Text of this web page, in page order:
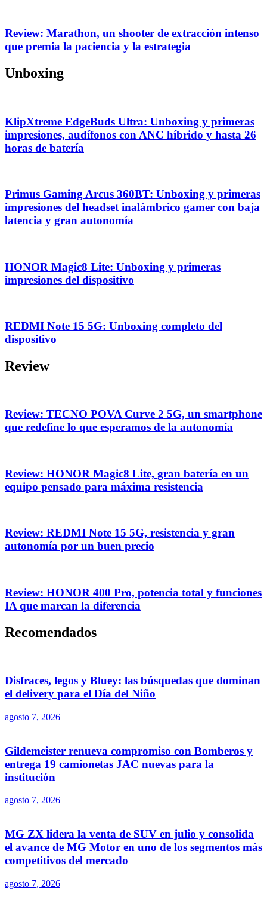
Review: Marathon, un shooter de extracción intenso
que premia la paciencia y la estrategia
Unboxing
KlipXtreme EdgeBuds Ultra: Unboxing y primeras
impresiones, audífonos con ANC híbrido y hasta 26
horas de batería
Primus Gaming Arcus 360BT: Unboxing y primeras
impresiones del headset inalámbrico gamer con baja
latencia y gran autonomía
HONOR Magic8 Lite: Unboxing y primeras
impresiones del dispositivo
REDMI Note 15 5G: Unboxing completo del
dispositivo
Review
Review: TECNO POVA Curve 2 5G, un smartphone
que redefine lo que esperamos de la autonomía
Review: HONOR Magic8 Lite, gran batería en un
equipo pensado para máxima resistencia
Review: REDMI Note 15 5G, resistencia y gran
autonomía por un buen precio
Review: HONOR 400 Pro, potencia total y funciones
IA que marcan la diferencia
Recomendados
Disfraces, legos y Bluey: las búsquedas que dominan
el delivery para el Día del Niño
agosto 7, 2026
Gildemeister renueva compromiso con Bomberos y
entrega 19 camionetas JAC nuevas para la
institución
agosto 7, 2026
MG ZX lidera la venta de SUV en julio y consolida
el avance de MG Motor en uno de los segmentos más
competitivos del mercado
agosto 7, 2026